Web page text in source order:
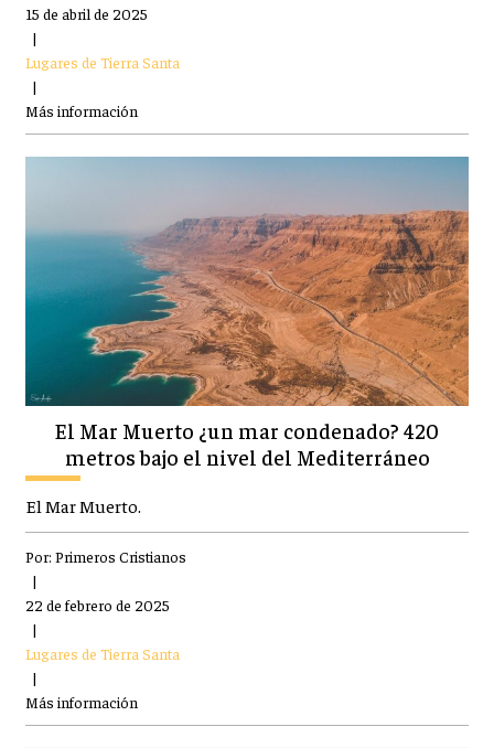
15 de abril de 2025
|
Lugares de Tierra Santa
|
Más información
El Mar Muerto ¿un mar condenado? 420
metros bajo el nivel del Mediterráneo
El Mar Muerto.
Por: Primeros Cristianos
|
22 de febrero de 2025
|
Lugares de Tierra Santa
|
Más información